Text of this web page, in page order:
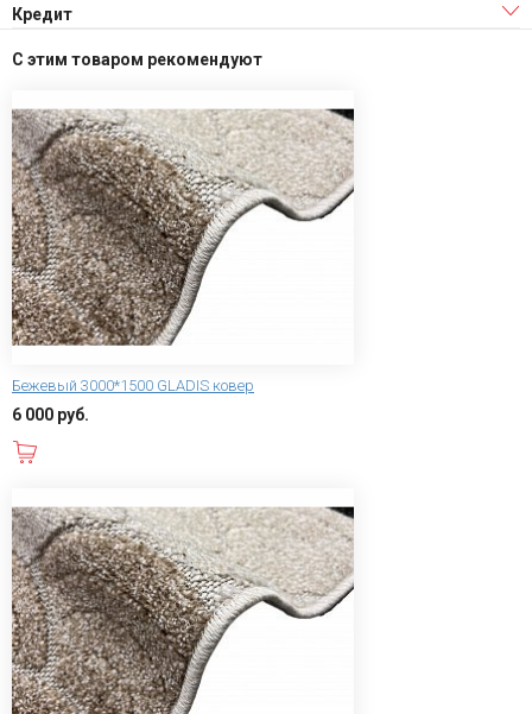
Кредит
С этим товаром рекомендуют
Бежевый 3000*1500 GLADIS ковер
6 000 руб.